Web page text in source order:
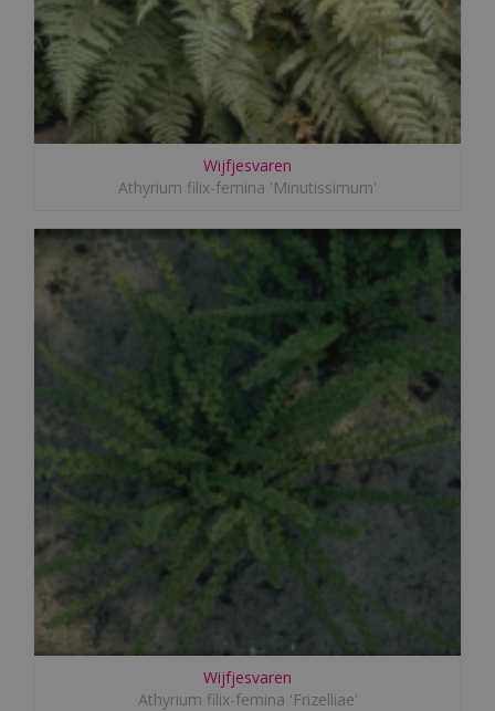
Wijfjesvaren
Athyrium filix-femina 'Minutissimum'
Wijfjesvaren
Athyrium filix-femina 'Frizelliae'